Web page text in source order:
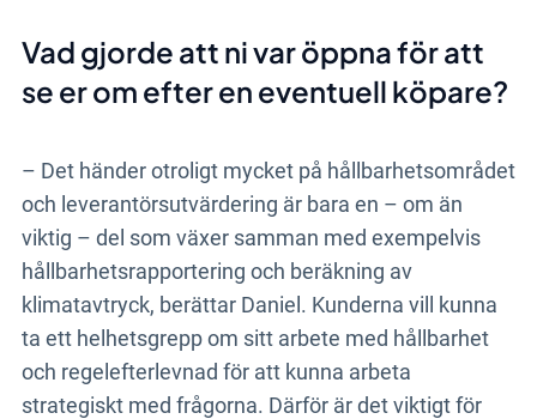
Vad gjorde att ni var öppna för att
se er om efter en eventuell köpare?
– Det händer otroligt mycket på hållbarhetsområdet
och leverantörsutvärdering är bara en – om än
viktig – del som växer samman med exempelvis
hållbarhetsrapportering och beräkning av
klimatavtryck, berättar Daniel. Kunderna vill kunna
ta ett helhetsgrepp om sitt arbete med hållbarhet
och regelefterlevnad för att kunna arbeta
strategiskt med frågorna. Därför är det viktigt för